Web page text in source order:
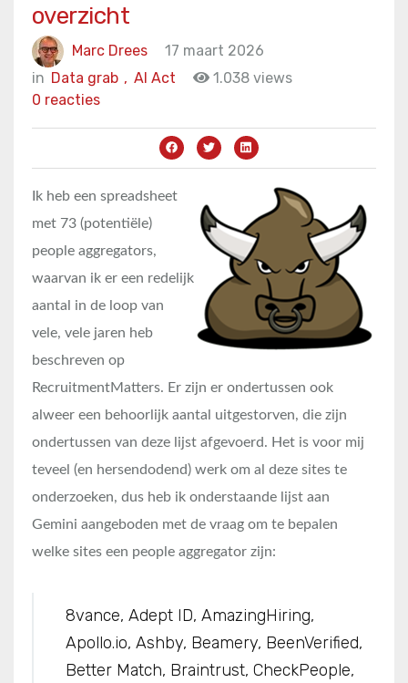
overzicht
Marc Drees
17 maart 2026
in
AI Act
Data grab ,
1.038 views
0 reacties
Ik heb een spreadsheet
met 73 (potentiële)
people aggregators,
waarvan ik er een redelijk
aantal in de loop van
vele, vele jaren heb
beschreven op
RecruitmentMatters. Er zijn er ondertussen ook
alweer een behoorlijk aantal uitgestorven, die zijn
ondertussen van deze lijst afgevoerd. Het is voor mij
teveel (en hersendodend) werk om al deze sites te
onderzoeken, dus heb ik onderstaande lijst aan
Gemini aangeboden met de vraag om te bepalen
welke sites een people aggregator zijn:
8vance, Adept ID, AmazingHiring,
Apollo.io, Ashby, Beamery, BeenVerified,
Better Match, Braintrust, CheckPeople,